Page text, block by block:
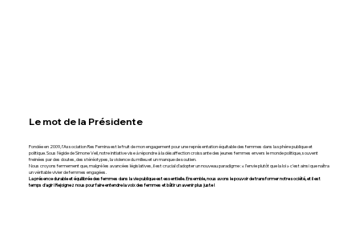
Le mot de la Présidente
Fondée en 2009, l’Association Res Femina est le fruit de mon engagement pour une représentation équitable des femmes dans la sphère publique et
politique. Sous l’égide de Simone Veil, notre initiative vise à répondre à la désaffection croissante des jeunes femmes envers le monde politique, souvent
freinées par des doutes, des stéréotypes, la violence du milieu et un manque de soutien.
Nous croyons fermement que, malgré les avancées législatives, il est crucial d’adopter un nouveau paradigme : « l’envie plutôt que la loi » c'est ainsi que naîtra
un véritable vivier de femmes engagées.
La présence durable et équilibrée des femmes dans la vie publique est essentielle. Ensemble, nous avons le pouvoir de transformer notre société, et il est
temps d'agir ! Rejoignez nous pour faire entendre la voix des femmes et bâtir un avenir plus juste !